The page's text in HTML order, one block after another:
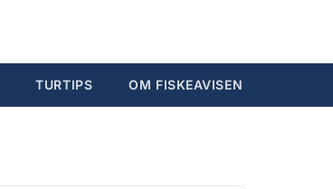
TURTIPS OM FISKEAVISEN